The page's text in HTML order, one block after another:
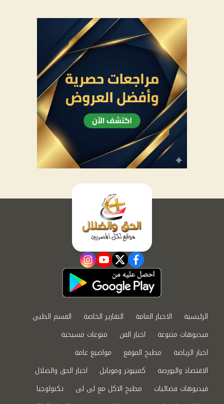
facebook
twitter
youtube
instagram
الرئيسية الاخبار العامة التقارير الخاصة
القسم الطبي
فيديوهات متنوعة
اخبار الفن
منوعات مسيحية
اخبار الرياضة
مطبخ الموقع
مواضيع عامة
الاقتصاد والبورصة
كمبيوتر وموبايل
اخبار الحق والضلال
فيديوهات فضائيات
مطبخ الاكل مع لى لى
تكنولوجيا